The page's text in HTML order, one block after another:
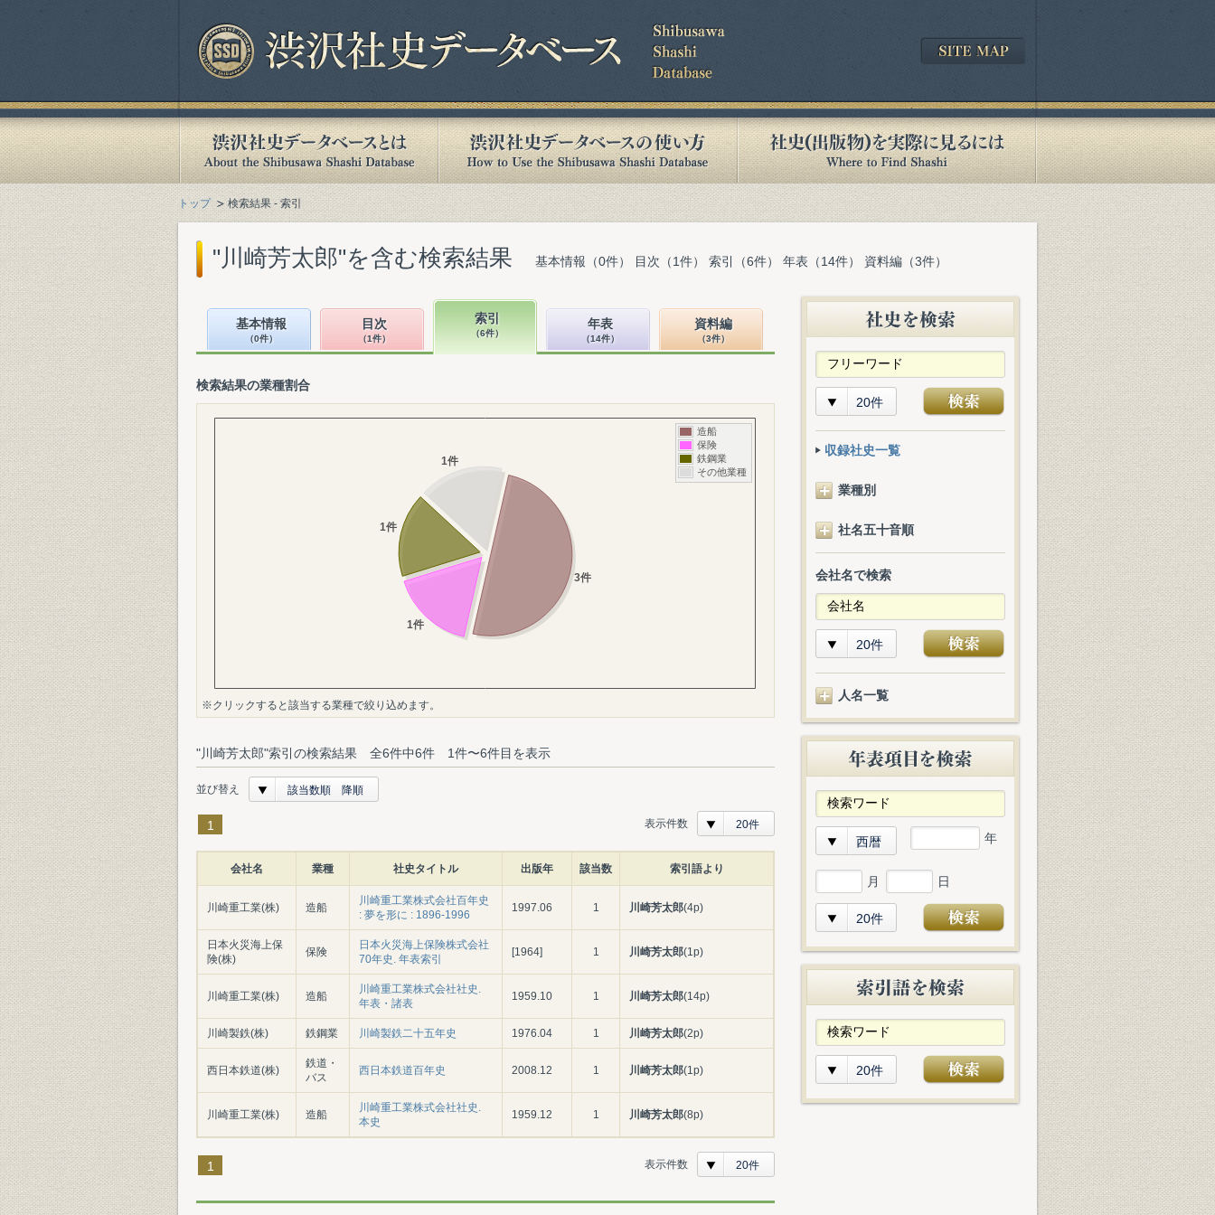
トップ 検索結果 - 索引
"川崎芳太郎"を含む検索結果 基本情報（0件） 目次（1件） 索引（6件） 年表（14件） 資料編（3件）
基本情報
（0件）
目次
（1件）
索引
（6件）
年表
（14件）
資料編
（3件）
検索結果の業種割合
※クリックすると該当する業種で絞り込めます。
"川崎芳太郎"索引の検索結果 全6件中6件 1件〜6件目を表示
並び替え 該当数順 降順
1 表示件数 20件
会社名 業種 社史タイトル 出版年 該当数 索引語より
川崎重工業(株) 造船
川崎重工業株式会社百年史
: 夢を形に : 1896-1996
1997.06 1 川崎芳太郎(4p)
日本火災海上保
険(株)
保険
日本火災海上保険株式会社
70年史. 年表索引
[1964] 1 川崎芳太郎(1p)
川崎重工業(株) 造船
川崎重工業株式会社社史.
年表・諸表
1959.10 1 川崎芳太郎(14p)
川崎製鉄(株) 鉄鋼業 川崎製鉄二十五年史 1976.04 1 川崎芳太郎(2p)
西日本鉄道(株)
鉄道・
バス
西日本鉄道百年史 2008.12 1 川崎芳太郎(1p)
川崎重工業(株) 造船
川崎重工業株式会社社史.
本史
1959.12 1 川崎芳太郎(8p)
1 表示件数 20件
20件
収録社史一覧
業種別
社名五十音順
会社名で検索
20件
人名一覧
西暦 年
月 日
20件
20件